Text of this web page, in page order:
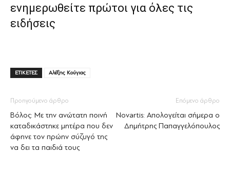
ενημερωθείτε πρώτοι για όλες τις
ειδήσεις
ΕΤΙΚΕΤΕΣ Αλέξης Κούγιας
Προηγούμενο άρθρο
Βόλος: Με την ανώτατη ποινή
καταδικάστηκε μητέρα που δεν
άφηνε τον πρώην σύζυγό της
να δει τα παιδιά τους
Επόμενο άρθρο
Novartis: Απολογείται σήμερα ο
Δημήτρης Παπαγγελόπουλος